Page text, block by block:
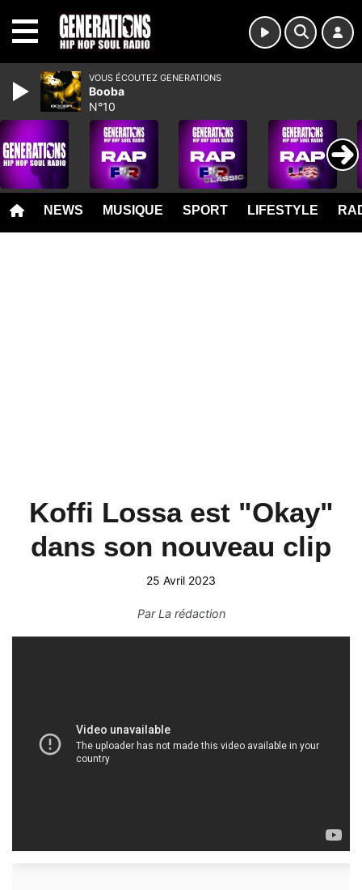
NEWS MUSIQUE SPORT LIFESTYLE
Koffi Lossa est "Okay"
dans son nouveau clip
25 Avril 2023
ParLa rédaction
VOUS ÉCOUTEZ GENERATIONS
Booba
N°10